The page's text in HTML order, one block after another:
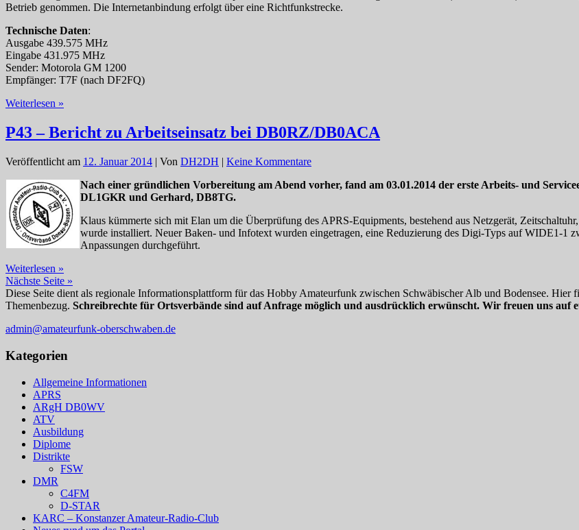
Betrieb genommen. Die Internetanbindung erfolgt über eine Richtfunkstrecke.
Technische Daten:
Ausgabe 439.575 MHz
Eingabe 431.975 MHz
Sender: Motorola GM 1200
Empfänger: T7F (nach DF2FQ)
Weiterlesen »
am
vorgesehenen
P43 – Bericht zu Arbeitseinsatz bei DB0RZ/DB0ACA
Veröffentlicht am 12. Januar 2014 | Von DH2DH | Keine Kommentare
Nach einer gründlichen Vorbereitung am Abend vorher, fand am 03.01.2014 der erste Arbeits- und
DL1GKR und Gerhard, DB8TG.
Klaus kümmerte sich mit Elan um die Überprüfung des APRS-Equipments, bestehend aus Netzgerät,
wurde installiert. Neuer Baken- und Infotext wurden eingetragen, eine Reduzierung des Digi-Typs auf WIDE1-1
Anpassungen durchgeführt.
Weiterlesen »
–
Bericht
zu
bei
Nächste Seite »
Diese Seite dient als regionale Informationsplattform für das Hobby Amateurfunk zwischen Schwäbischer Alb und Bodensee.
Themenbezug. Schreibrechte für Ortsverbände sind auf Anfrage möglich und ausdrücklich erwünscht. Wir freuen uns auf
admin@amateurfunk-oberschwaben.de
Kategorien
Allgemeine Informationen
APRS
ARgH DB0WV
ATV
Ausbildung
Diplome
Distrikte
FSW
DMR
C4FM
D-STAR
KARC – Konstanzer Amateur-Radio-Club